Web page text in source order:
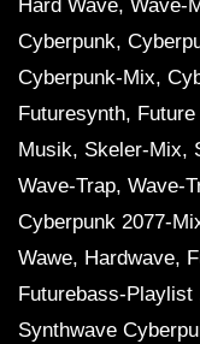
Hard Wave, Wave-
Cyberpunk,
Cyberpunk-Mix,
Futuresynth,
Musik, Skeler-Mix,
Wave-Trap, Wave-
Cyberpunk 2077-
Wawe, Hardwave,
Futurebass-Playlist
Synthwave